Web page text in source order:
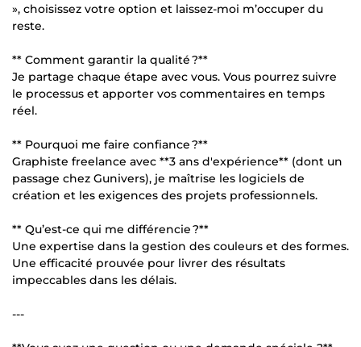
», choisissez votre option et laissez-moi m’occuper du
reste.
** Comment garantir la qualité ?**
Je partage chaque étape avec vous. Vous pourrez suivre
le processus et apporter vos commentaires en temps
réel.
** Pourquoi me faire confiance ?**
Graphiste freelance avec **3 ans d'expérience** (dont un
passage chez Gunivers), je maîtrise les logiciels de
création et les exigences des projets professionnels.
** Qu’est-ce qui me différencie ?**
Une expertise dans la gestion des couleurs et des formes.
Une efficacité prouvée pour livrer des résultats
impeccables dans les délais.
---